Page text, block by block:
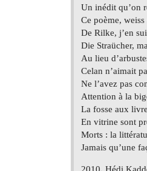
Un inédit qu’on
Ce poème,
De Rilke, j’en
Die Straücher,
Au lieu
Celan n’aimait
Ne l’avez pas
Attention à la
La fosse aux
En vitrine sont
Morts : la
Jamais qu’une
2010, Hédi